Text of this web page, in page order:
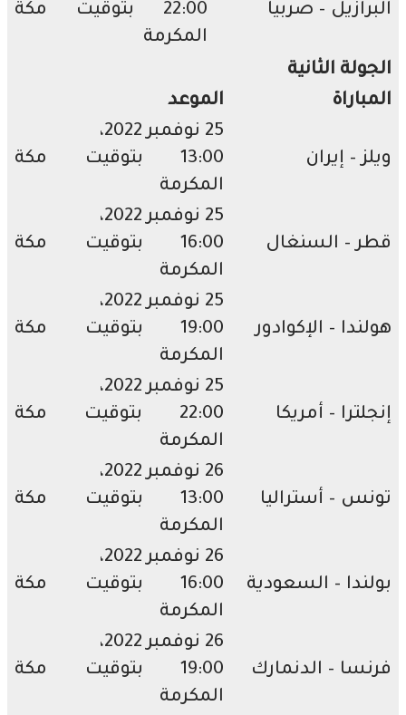
– صربيا
22:00 بتوقيت مكة
المكرمة
الثانية
الموعد
– إيران
13:00 بتوقيت مكة
المكرمة
– السنغال
16:00 بتوقيت مكة
المكرمة
– الإكوادور
19:00 بتوقيت مكة
المكرمة
– أمريكا
22:00 بتوقيت مكة
المكرمة
– أستراليا
13:00 بتوقيت مكة
المكرمة
– السعودية
16:00 بتوقيت مكة
المكرمة
– الدنمارك
19:00 بتوقيت مكة
المكرمة